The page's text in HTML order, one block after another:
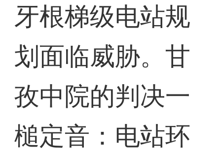
牙根梯级电站规
划面临威胁。甘
孜中院的判决一
槌定音：电站环